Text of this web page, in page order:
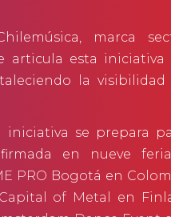
marca
articula esta iniciativa
la visibilidad
se prepara
en nueve
PRO Bogotá en
of Metal en